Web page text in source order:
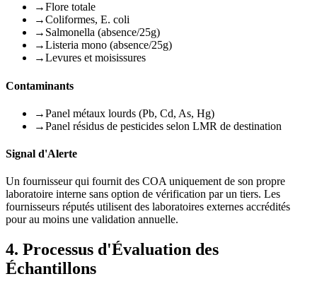
→Flore totale
→Coliformes, E. coli
→ Salmonella (absence/25g)
→Listeria mono (absence/25g)
→Levures et moisissures
Contaminants
→Panel métaux lourds (Pb, Cd, As, Hg)
→Panel résidus de pesticides selon LMR de destination
Signal d'Alerte
Un fournisseur qui fournit des COA uniquement de son propre
laboratoire interne sans option de vérification par un tiers. Les
fournisseurs réputés utilisent des laboratoires externes accrédités
pour au moins une validation annuelle.
4. Processus d'Évaluation des
Échantillons